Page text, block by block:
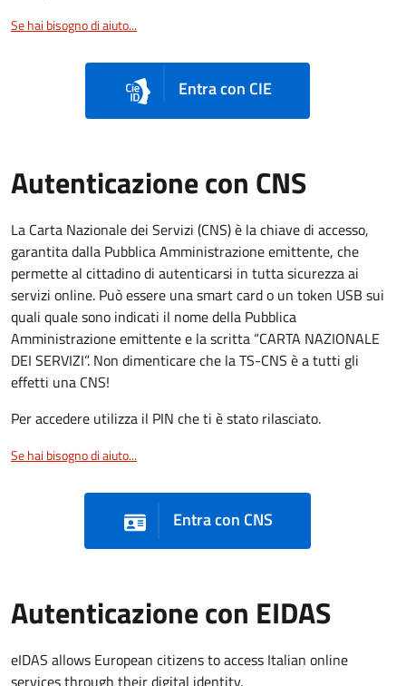
Se hai bisogno di aiuto...
Entra con CIE
Autenticazione con CNS
La Carta Nazionale dei Servizi (CNS) è la chiave di accesso,
garantita dalla Pubblica Amministrazione emittente, che
permette al cittadino di autenticarsi in tutta sicurezza ai
servizi online. Può essere una smart card o un token USB sui
quali quale sono indicati il nome della Pubblica
Amministrazione emittente e la scritta “CARTA NAZIONALE
DEI SERVIZI”. Non dimenticare che la TS-CNS è a tutti gli
effetti una CNS!
Per accedere utilizza il PIN che ti è stato rilasciato.
Se hai bisogno di aiuto...
Entra con CNS
Autenticazione con EIDAS
eIDAS allows European citizens to access Italian online
services through their digital identity.